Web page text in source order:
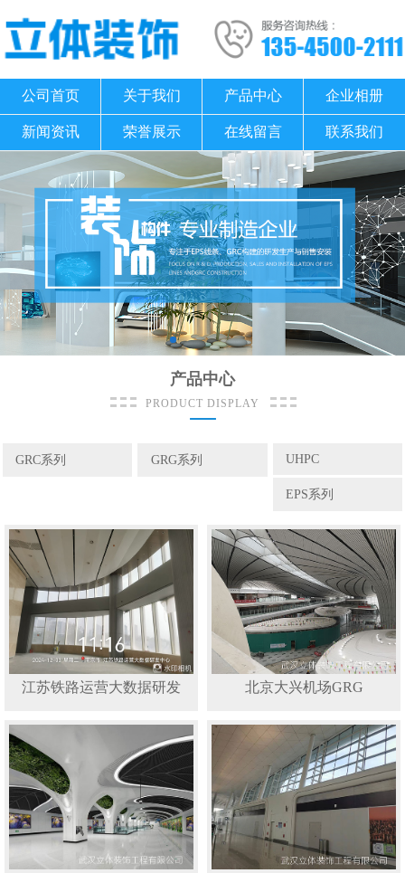
公司首页 关于我们 产品中心 企业相册
新闻资讯 荣誉展示 在线留言 联系我们
产品中心
PRODUCT DISPLAY
GRC系列 GRG系列 UHPC
EPS系列
江苏铁路运营大数据研发 北京大兴机场GRG